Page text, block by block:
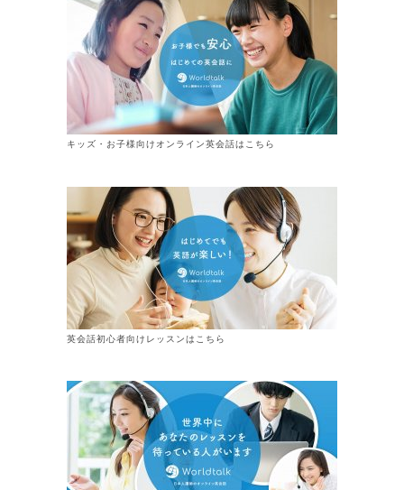
キッズ・お子様向けオンライン英会話はこちら
英会話初心者向けレッスンはこちら